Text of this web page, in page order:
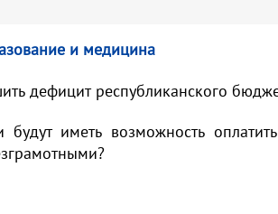
и медицина
дефицит республиканского
иметь возможность